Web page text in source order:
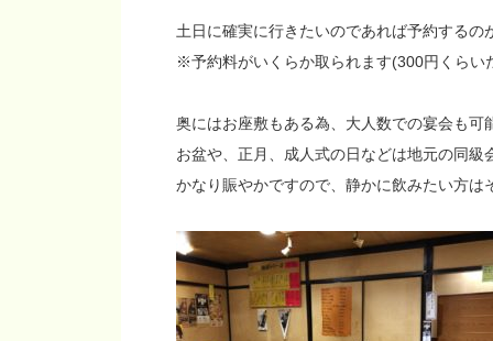
土日に確実に行きたいのであれば予約するの
※予約料がいくらか取られます(300円くらい
奥にはお座敷もある為、大人数での宴会も可
お盆や、正月、成人式の日などは地元の同
かなり賑やかですので、静かに飲みたい方